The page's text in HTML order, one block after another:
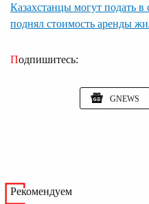
Казахстанцы могут подать в
поднял стоимость аренды
Подпишитесь:
GNEWS
Рекомендуем